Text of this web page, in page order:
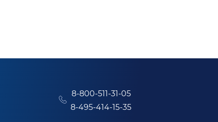
8-800-511-31-05
8-495-414-15-35